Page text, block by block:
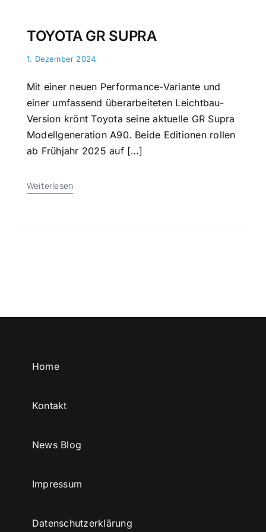
TOYOTA GR SUPRA
1. Dezember 2024
Mit einer neuen Performance-Variante und
einer umfassend überarbeiteten Leichtbau-
Version krönt Toyota seine aktuelle GR Supra
Modellgeneration A90. Beide Editionen rollen
ab Frühjahr 2025 auf […]
Weiterlesen
Home
Kontakt
News Blog
Impressum
Datenschutzerklärung